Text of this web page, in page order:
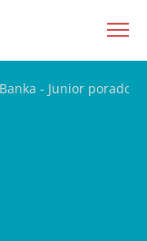
- Junior poradce